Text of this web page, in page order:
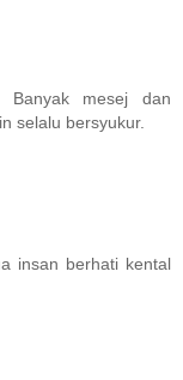
Banyak mesej dan
selalu bersyukur.
insan berhati kental